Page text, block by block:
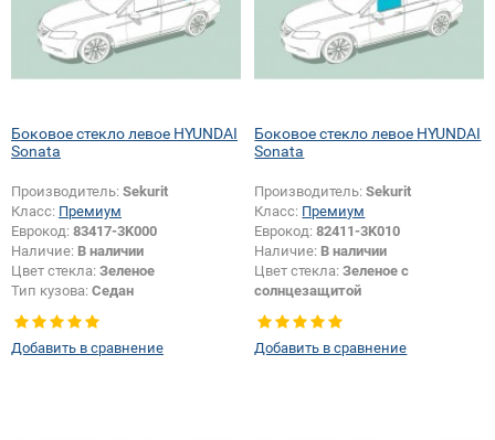
Боковое стекло левое HYUNDAI
Sonata
Производитель: Sekurit
Класс: Премиум
Еврокод: 83417-3K000
Наличие: В наличии
Цвет стекла: Зеленое
Тип кузова: Седан
Тип стекла: Боковое стекло левое
Добавить в сравнение
Боковое стекло левое HYUNDAI
Sonata
Производитель:Sekurit
Класс: Премиум
Еврокод:82411-3K010
Наличие: В наличии
Цвет стекла:Зеленое с
солнцезащитой
Тип кузова:Седан
Тип стекла:Боковое стекло левое
Добавить в сравнение